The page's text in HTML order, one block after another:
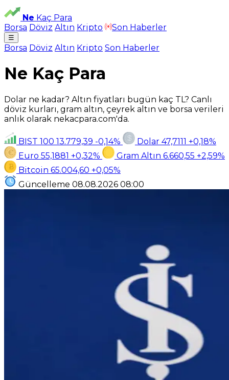
Ne Kaç Para
Borsa Döviz Altın Kripto Son Haberler
☰
Borsa Döviz Altın Kripto Son Haberler
Ne Kaç Para
Dolar ne kadar? Altın fiyatları bugün kaç TL? Canlı
döviz kurları, gram altın, çeyrek altın ve borsa verileri
anlık olarak nekacpara.com'da.
BIST 100 13.779,39 -0,14% Dolar 47,7111 +0,18%
Euro 55,1881 +0,32% Gram Altın 6.660,55 +2,59%
Bitcoin 65.004,60 +0,05%
Güncelleme 08.08.2026 08:00